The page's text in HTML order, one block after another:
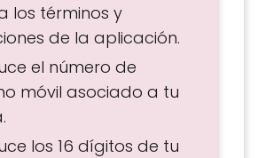
los términos y
de la aplicación.
el número de
móvil asociado a tu
los 16 dígitos de tu